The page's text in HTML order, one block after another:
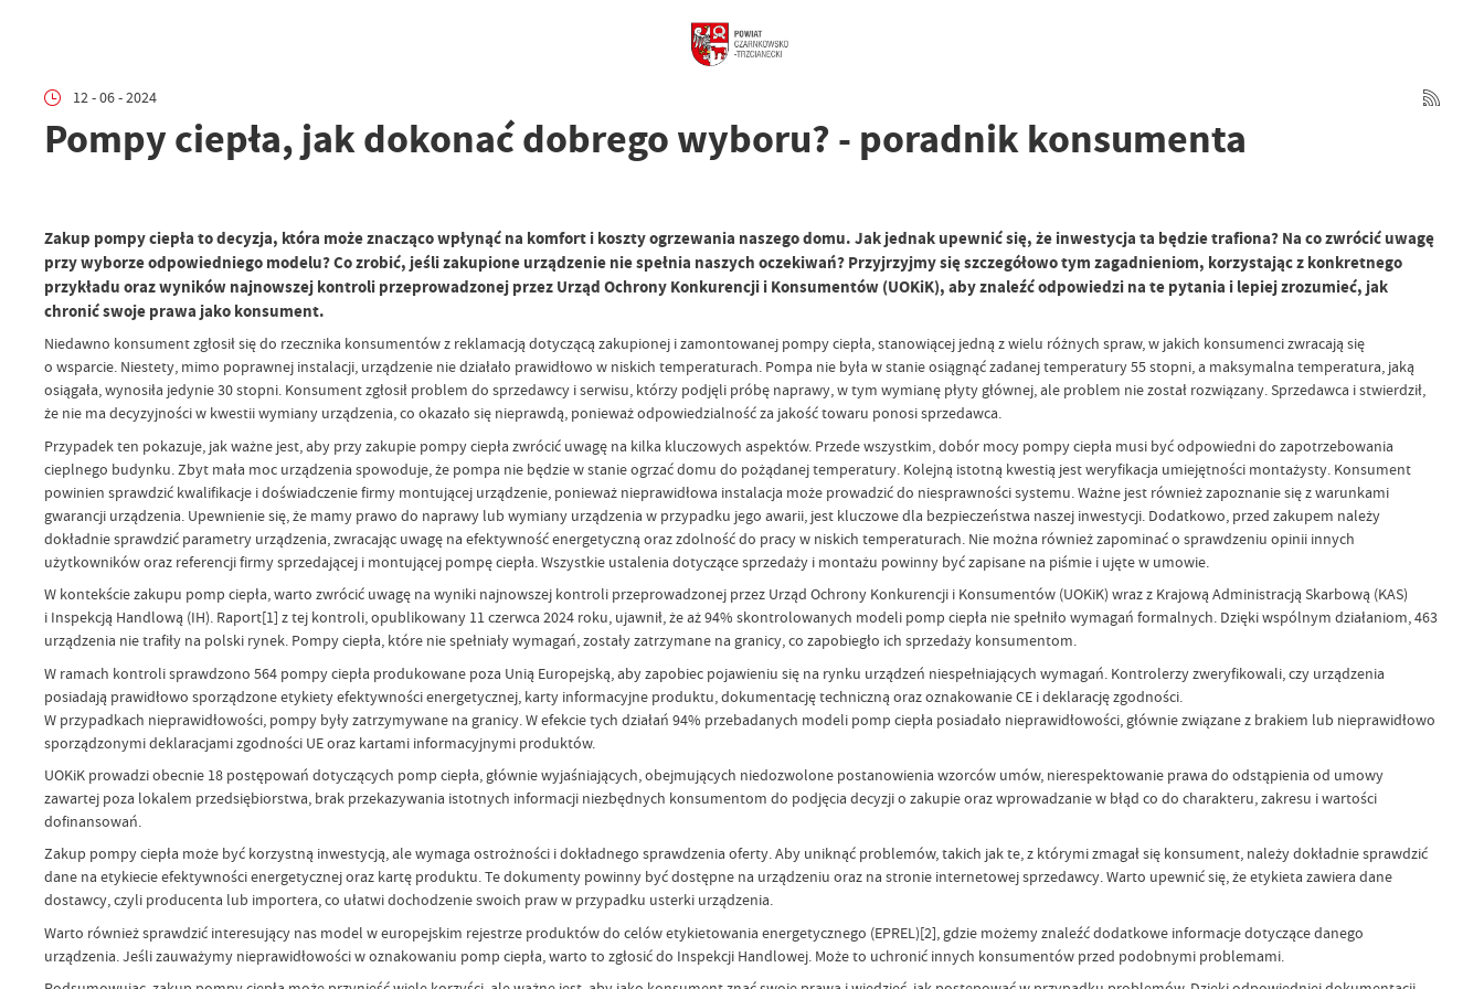
12 - 06 - 2024
Pompy ciepła, jak dokonać dobrego wyboru? - poradnik konsumenta
Zakup pompy ciepła to decyzja, która może znacząco wpłynąć na komfort i koszty ogrzewania naszego domu. Jak jednak upewnić się, że inwestycja ta będzie trafiona? Na co zwrócić uwagę
przy wyborze odpowiedniego modelu? Co zrobić, jeśli zakupione urządzenie nie spełnia naszych oczekiwań? Przyjrzyjmy się szczegółowo tym zagadnieniom, korzystając z konkretnego
przykładu oraz wyników najnowszej kontroli przeprowadzonej przez Urząd Ochrony Konkurencji i Konsumentów (UOKiK), aby znaleźć odpowiedzi na te pytania i lepiej zrozumieć, jak
chronić swoje prawa jako konsument.
Niedawno konsument zgłosił się do rzecznika konsumentów z reklamacją dotyczącą zakupionej i zamontowanej pompy ciepła, stanowiącej jedną z wielu różnych spraw, w jakich konsumenci zwracają się
o wsparcie. Niestety, mimo poprawnej instalacji, urządzenie nie działało prawidłowo w niskich temperaturach. Pompa nie była w stanie osiągnąć zadanej temperatury 55 stopni, a maksymalna temperatura, jaką
osiągała, wynosiła jedynie 30 stopni. Konsument zgłosił problem do sprzedawcy i serwisu, którzy podjęli próbę naprawy, w tym wymianę płyty głównej, ale problem nie został rozwiązany. Sprzedawca i stwierdził,
że nie ma decyzyjności w kwestii wymiany urządzenia, co okazało się nieprawdą, ponieważ odpowiedzialność za jakość towaru ponosi sprzedawca.
Przypadek ten pokazuje, jak ważne jest, aby przy zakupie pompy ciepła zwrócić uwagę na kilka kluczowych aspektów. Przede wszystkim, dobór mocy pompy ciepła musi być odpowiedni do zapotrzebowania
cieplnego budynku. Zbyt mała moc urządzenia spowoduje, że pompa nie będzie w stanie ogrzać domu do pożądanej temperatury. Kolejną istotną kwestią jest weryfikacja umiejętności montażysty. Konsument
powinien sprawdzić kwalifikacje i doświadczenie firmy montującej urządzenie, ponieważ nieprawidłowa instalacja może prowadzić do niesprawności systemu. Ważne jest również zapoznanie się z warunkami
gwarancji urządzenia. Upewnienie się, że mamy prawo do naprawy lub wymiany urządzenia w przypadku jego awarii, jest kluczowe dla bezpieczeństwa naszej inwestycji. Dodatkowo, przed zakupem należy
dokładnie sprawdzić parametry urządzenia, zwracając uwagę na efektywność energetyczną oraz zdolność do pracy w niskich temperaturach. Nie można również zapominać o sprawdzeniu opinii innych
użytkowników oraz referencji firmy sprzedającej i montującej pompę ciepła. Wszystkie ustalenia dotyczące sprzedaży i montażu powinny być zapisane na piśmie i ujęte w umowie.
W kontekście zakupu pomp ciepła, warto zwrócić uwagę na wyniki najnowszej kontroli przeprowadzonej przez Urząd Ochrony Konkurencji i Konsumentów (UOKiK) wraz z Krajową Administracją Skarbową (KAS)
i Inspekcją Handlową (IH). Raport[1] z tej kontroli, opublikowany 11 czerwca 2024 roku, ujawnił, że aż 94% skontrolowanych modeli pomp ciepła nie spełniło wymagań formalnych. Dzięki wspólnym działaniom, 463
urządzenia nie trafiły na polski rynek. Pompy ciepła, które nie spełniały wymagań, zostały zatrzymane na granicy, co zapobiegło ich sprzedaży konsumentom.
W ramach kontroli sprawdzono 564 pompy ciepła produkowane poza Unią Europejską, aby zapobiec pojawieniu się na rynku urządzeń niespełniających wymagań. Kontrolerzy zweryfikowali, czy urządzenia
posiadają prawidłowo sporządzone etykiety efektywności energetycznej, karty informacyjne produktu, dokumentację techniczną oraz oznakowanie CE i deklarację zgodności.
W przypadkach nieprawidłowości, pompy były zatrzymywane na granicy. W efekcie tych działań 94% przebadanych modeli pomp ciepła posiadało nieprawidłowości, głównie związane z brakiem lub nieprawidłowo
sporządzonymi deklaracjami zgodności UE oraz kartami informacyjnymi produktów.
UOKiK prowadzi obecnie 18 postępowań dotyczących pomp ciepła, głównie wyjaśniających, obejmujących niedozwolone postanowienia wzorców umów, nierespektowanie prawa do odstąpienia od umowy
zawartej poza lokalem przedsiębiorstwa, brak przekazywania istotnych informacji niezbędnych konsumentom do podjęcia decyzji o zakupie oraz wprowadzanie w błąd co do charakteru, zakresu i wartości
dofinansowań.
Zakup pompy ciepła może być korzystną inwestycją, ale wymaga ostrożności i dokładnego sprawdzenia oferty. Aby uniknąć problemów, takich jak te, z którymi zmagał się konsument, należy dokładnie sprawdzić
dane na etykiecie efektywności energetycznej oraz kartę produktu. Te dokumenty powinny być dostępne na urządzeniu oraz na stronie internetowej sprzedawcy. Warto upewnić się, że etykieta zawiera dane
dostawcy, czyli producenta lub importera, co ułatwi dochodzenie swoich praw w przypadku usterki urządzenia.
Warto również sprawdzić interesujący nas model w europejskim rejestrze produktów do celów etykietowania energetycznego (EPREL)[2], gdzie możemy znaleźć dodatkowe informacje dotyczące danego
urządzenia. Jeśli zauważymy nieprawidłowości w oznakowaniu pomp ciepła, warto to zgłosić do Inspekcji Handlowej. Może to uchronić innych konsumentów przed podobnymi problemami.